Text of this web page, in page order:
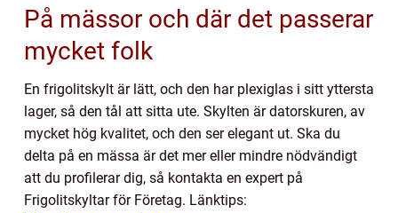
På mässor och där det passerar
mycket folk
En frigolitskylt är lätt, och den har plexiglas i sitt yttersta
lager, så den tål att sitta ute. Skylten är datorskuren, av
mycket hög kvalitet, och den ser elegant ut. Ska du
delta på en mässa är det mer eller mindre nödvändigt
att du profilerar dig, så kontakta en expert på
Frigolitskyltar för Företag. Länktips: